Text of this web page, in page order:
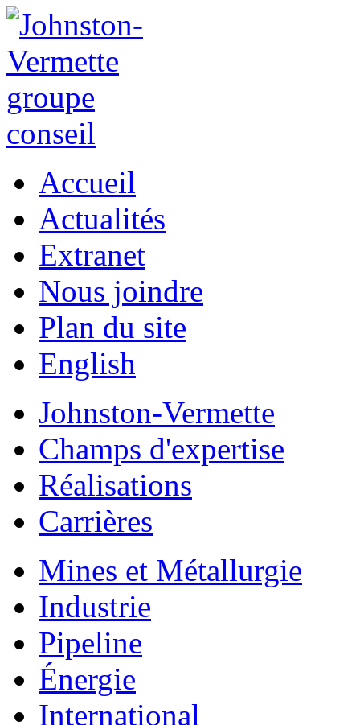
Accueil
Actualités
Extranet
Nous joindre
Plan du site
English
Johnston-Vermette
Champs d'expertise
Réalisations
Carrières
Mines et Métallurgie
Industrie
Pipeline
Énergie
International